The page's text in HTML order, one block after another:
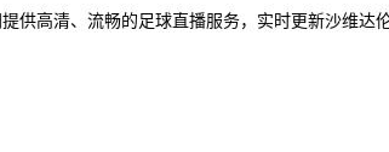
供高清、流畅的足球直播服务，实时更新沙维